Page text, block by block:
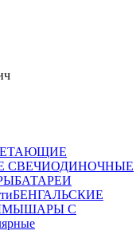
СВЕЧИОДИНОЧНЫЕ
БАТАРЕИ
БЕНГАЛЬСКИЕ
ШАРЫ С